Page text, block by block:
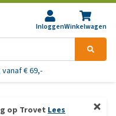
InloggenWinkelwagen
bedenktijd
op Trovet Lees